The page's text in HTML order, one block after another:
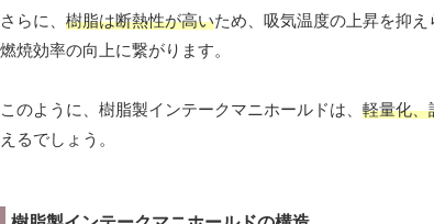
さらに、 樹脂は断熱性が高いため、吸気温度の上昇を抑
燃焼効率の向上に繋がります。
このように、樹脂製インテークマニホールドは、 軽量化、
えるでしょう。